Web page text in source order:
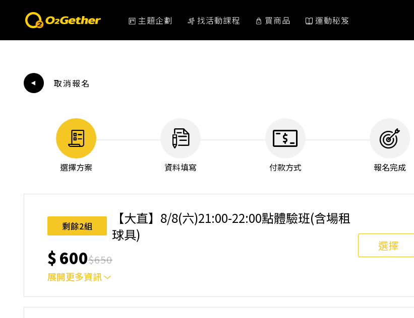
主題企劃 找活動課程 買商品 運動秘笈
取消報名
選擇方案 資料填寫 付款方式 報名完成
剩餘2組
【大直】8/8(六)21:00-22:00點體驗班(含場租
球具)
$600$650
展開更多資訊
選擇
｜單人報名方案說明｜ 本體驗課程採4人開班，8人滿班制。歡迎邀請親友一同報名參加，享受團體運動